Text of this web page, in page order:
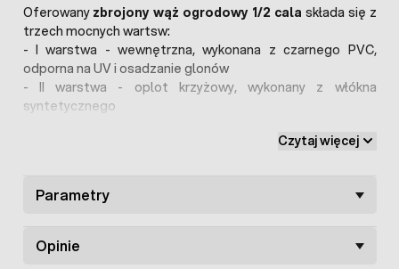
Oferowany zbrojony wąż ogrodowy 1/2 cala składa się z
trzech mocnych wartsw:
- I warstwa - wewnętrzna, wykonana z czarnego PVC,
odporna na UV i osadzanie glonów
- II warstwa - oplot krzyżowy, wykonany z włókna
syntetycznego
zbrojone o średnicy 1/2 cal
akcesoria do ich
Czytaj więcej
Parametry
Opinie